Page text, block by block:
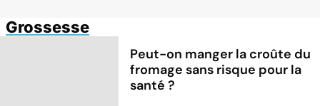
Grossesse
Peut-on manger la croûte du
fromage sans risque pour la
santé ?